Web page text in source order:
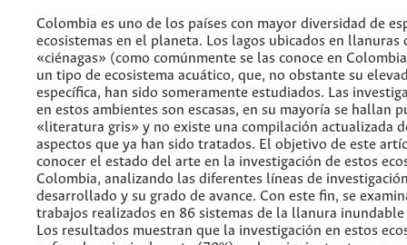
Colombia es uno de los países con mayor diversidad de
ecosistemas en el planeta. Los lagos ubicados en llanuras
«ciénagas» (como comúnmente se las conoce en
un tipo de ecosistema acuático, que, no obstante su
específica, han sido someramente estudiados. Las
en estos ambientes son escasas, en su mayoría se hallan
«literatura gris» y no existe una compilación actualizada
aspectos que ya han sido tratados. El objetivo de este
conocer el estado del arte en la investigación de estos
Colombia, analizando las diferentes líneas de
desarrollado y su grado de avance. Con este fin, se
trabajos realizados en 86 sistemas de la llanura
Los resultados muestran que la investigación en estos